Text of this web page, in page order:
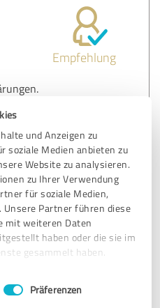
und Anzeigen zu
soziale Medien anbieten zu
Website zu analysieren.
zu Ihrer Verwendung
für soziale Medien,
Unsere Partner führen diese
mit weiteren Daten
haben oder die sie im
gesammelt haben.
Präferenzen
Empfehlung
war die Tatsache, dass
bestehenden
unterzubringen, sondern
wurden.
zu: